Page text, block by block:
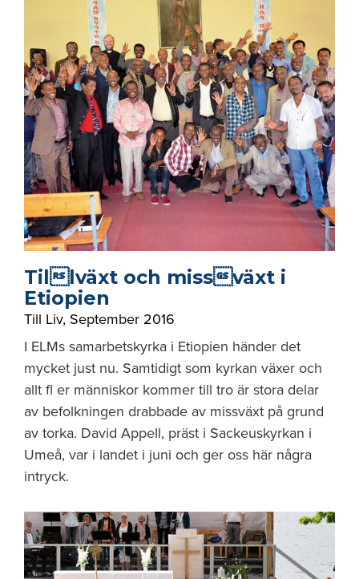
Tillväxt och missväxt i
Etiopien
Till Liv, September 2016
I ELMs samarbetskyrka i Etiopien händer det
mycket just nu. Samtidigt som kyrkan växer och
allt fl er människor kommer till tro är stora delar
av befolkningen drabbade av missväxt på grund
av torka. David Appell, präst i Sackeuskyrkan i
Umeå, var i landet i juni och ger oss här några
intryck.